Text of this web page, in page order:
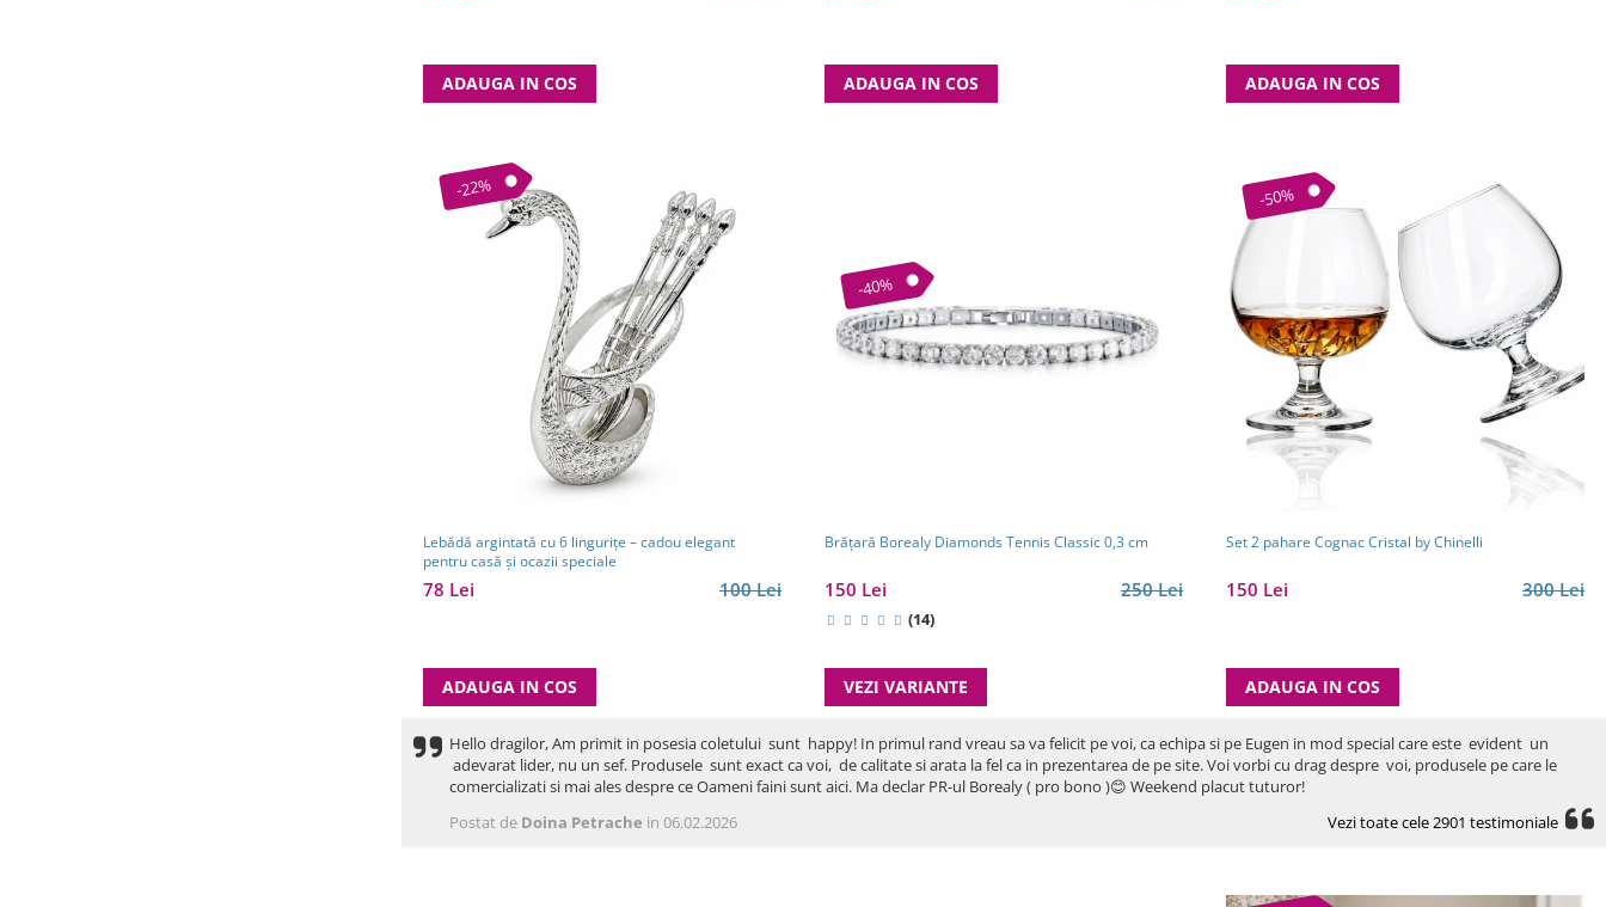
ADAUGA IN COS ADAUGA IN COS ADAUGA IN COS
-22%
Lebădă argintată cu 6 lingurițe – cadou elegant
pentru casă și ocazii speciale
100 Lei
78 Lei
ADAUGA IN COS
-40%
Brăţară Borealy Diamonds Tennis Classic 0,3 cm
250 Lei
150 Lei
(14)
VEZI VARIANTE
-50%
Set 2 pahare Cognac Cristal by Chinelli
300 Lei
150 Lei
ADAUGA IN COS
Hello dragilor, Am primit in posesia coletului sunt happy! In primul rand vreau sa va felicit pe voi, ca echipa si pe Eugen in mod special care este evident un
adevarat lider, nu un sef. Produsele sunt exact ca voi, de calitate si arata la fel ca in prezentarea de pe site. Voi vorbi cu drag despre voi, produsele pe care le
comercializati si mai ales despre ce Oameni faini sunt aici. Ma declar PR-ul Borealy ( pro bono )😊 Weekend placut tuturor!
Postat de Doina Petrache in 06.02.2026 Vezi toate cele 2901 testimoniale